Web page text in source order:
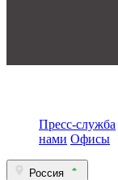
Пресс-служба
нами Офисы
Россия